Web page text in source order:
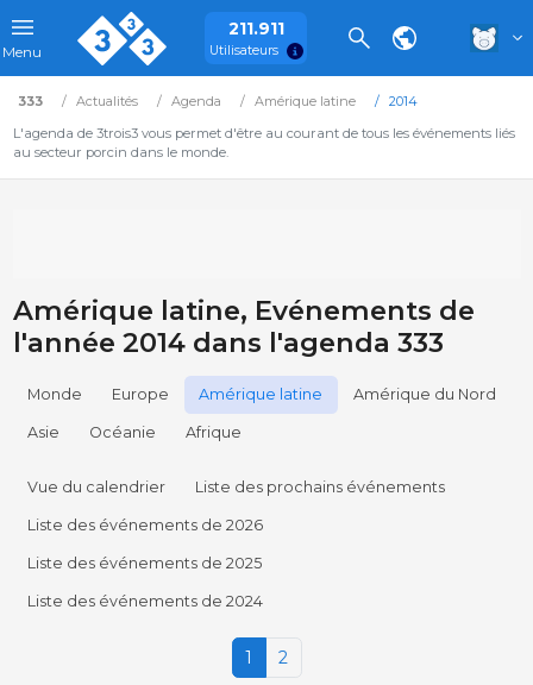
Menu
211.911
Utilisateurs
333 Actualités Agenda Amérique latine
2014
L'agenda de 3trois3 vous permet d'être au courant de tous les événements liés
au secteur porcin dans le monde.
Amérique latine, Evénements de
l'année 2014 dans l'agenda 333
Monde Europe Amérique latine Amérique du Nord
Asie Océanie Afrique
Vue du calendrier Liste des prochains événements
Liste des événements de 2026
Liste des événements de 2025
Liste des événements de 2024
1 2